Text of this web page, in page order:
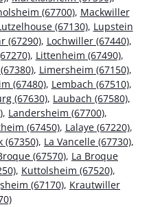
(67700), Mackwiller
(67130), Lupstein
(67290), Lochwiller (67440),
, Littenheim (67490),
, Limersheim (67150),
(67480), Lembach (67510),
(67630), Laubach (67580),
, Landersheim (67700),
(67450), Lalaye (67220),
(67350), La Vancelle (67730),
(67570), La Broque
, Kuttolsheim (67520),
(67170), Krautwiller